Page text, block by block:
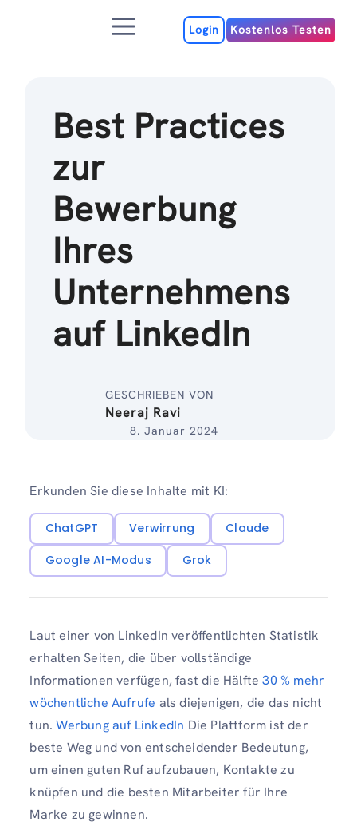
MenuLogin Kostenlos Testen
Best Practices
zur
Bewerbung
Ihres
Unternehmens
auf LinkedIn
GESCHRIEBEN VON
Neeraj Ravi
8. Januar 2024
Erkunden Sie diese Inhalte mit KI:
ChatGPT Verwirrung
Claude
Google AI-Modus
Grok
Laut einer von LinkedIn veröffentlichten Statistik
erhalten Seiten, die über vollständige
Informationen verfügen, fast die Hälfte30 % mehr
wöchentliche Aufrufe als diejenigen, die das nicht
tun.Werbung auf LinkedIn Die Plattform ist der
beste Weg und von entscheidender Bedeutung,
um einen guten Ruf aufzubauen, Kontakte zu
knüpfen und die besten Mitarbeiter für Ihre
Marke zu gewinnen.